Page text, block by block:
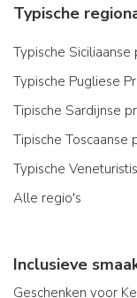
Typische
Typische Siciliaanse
Typische Pugliese
Tipische Sardijnse
Tipische Toscaanse
Typische
Alle regio's
Inclusieve
Geschenken voor